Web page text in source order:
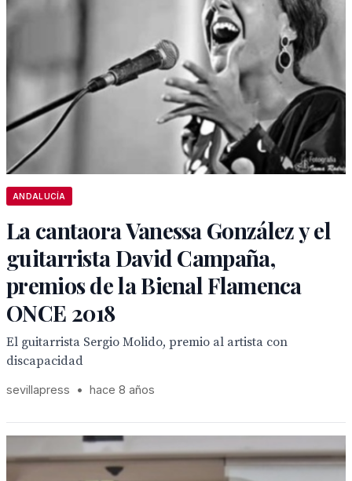
ANDALUCÍA
La cantaora Vanessa González y el
guitarrista David Campaña,
premios de la Bienal Flamenca
ONCE 2018
El guitarrista Sergio Molido, premio al artista con
discapacidad
sevillapress • hace 8 años